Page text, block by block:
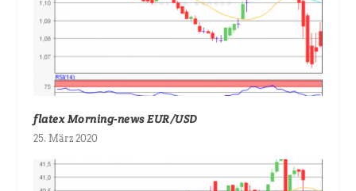
flatex Morning-news EUR/USD
25. März 2020